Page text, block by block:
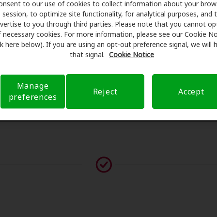
to our use of cookies to collect information about your
session, to optimize site functionality, for analytical purposes, and
to you through third parties. Please note that you cannot
necessary cookies. For more information, please see our Cookie
here below). If you are using an opt-out preference signal, we will
that signal. Cookie Notice
Manage
preferences
Reject Accept
exámenes con profesionales licenciados para
de su consulta en Advanced Audiology Of Ny PC,
de seguro para reducir sus gastos de bolsillo y de
transparente su experiencia de atención auditiva y
preguntas sobre el seguro y con opciones de pago
contáctenos si no aparece ningún proveedor en esta